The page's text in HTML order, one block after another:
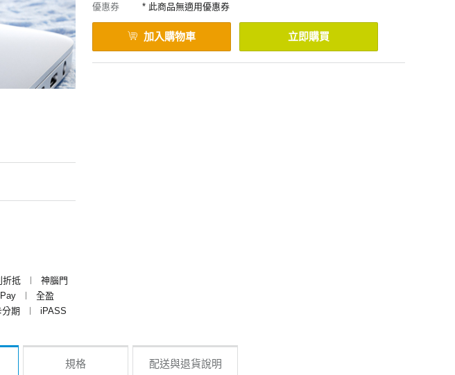
折抵 ︱
神腦門
︱
全盈
期 ︱
iPASS
優惠券 * 此商品無適用優惠券
加入購物車 立即購買
規格 配送與退貨說明